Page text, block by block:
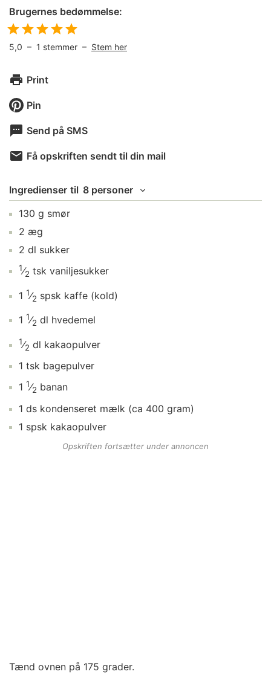
Brugernes bedømmelse:
5,0 – 1 stemmer – Stem her
Print
Pin
Send på SMS
Få opskriften sendt til din mail
Ingredienser til 8 personer
130 g smør
2 æg
2 dl sukker
1⁄2 tsk vaniljesukker
1 1⁄2 spsk kaffe (kold)
1 1⁄2 dl hvedemel
1⁄2 dl kakaopulver
1 tsk bagepulver
1 1⁄2 banan
1 ds kondenseret mælk (ca 400 gram)
1 spsk kakaopulver
Opskriften fortsætter under annoncen
Tænd ovnen på 175 grader.